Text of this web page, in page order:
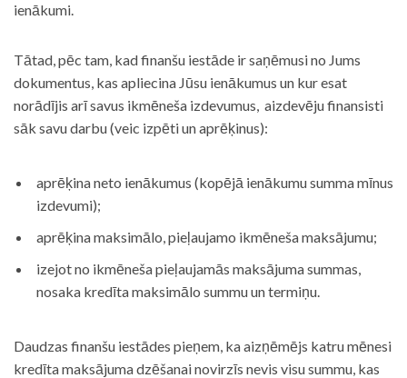
ienākumi.
Tātad, pēc tam, kad finanšu iestāde ir saņēmusi no Jums
dokumentus, kas apliecina Jūsu ienākumus un kur esat
norādījis arī savus ikmēneša izdevumus, aizdevēju finansisti
sāk savu darbu (veic izpēti un aprēķinus):
aprēķina neto ienākumus (kopējā ienākumu summa mīnus
izdevumi);
aprēķina maksimālo, pieļaujamo ikmēneša maksājumu;
izejot no ikmēneša pieļaujamās maksājuma summas,
nosaka kredīta maksimālo summu un termiņu.
Daudzas finanšu iestādes pieņem, ka aizņēmējs katru mēnesi
kredīta maksājuma dzēšanai novirzīs nevis visu summu, kas